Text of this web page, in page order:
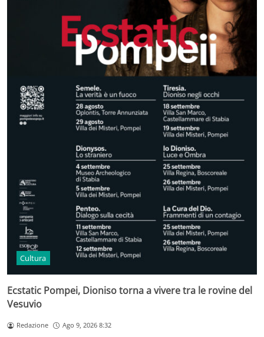
Cultura
Ecstatic Pompei, Dioniso torna a vivere tra le rovine del
Vesuvio
Redazione Ago 9, 2026 8:32